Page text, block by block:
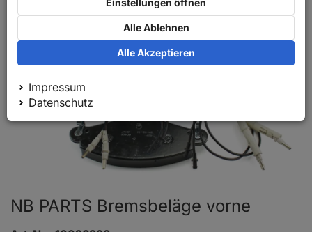
NB PARTS Bremsbeläge vorne
Einstellungen öffnen
Alle Ablehnen
Alle Akzeptieren
Impressum
Datenschutz